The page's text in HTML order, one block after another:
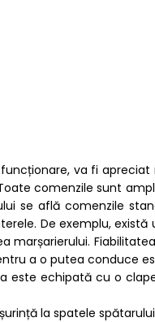
va fi
comenzile sunt
se află comenzile
De exemplu,
marșarierului​.
a o putea conduce
echipată cu o
la spatele